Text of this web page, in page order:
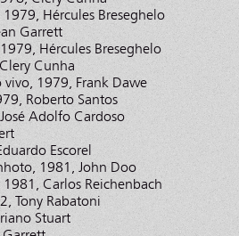
Hércules Breseghelo
Garrett
Hércules Breseghelo
Cunha
1979, Frank Dawe
Roberto Santos
Adolfo Cardoso
Escorel
1981, John Doo
Carlos Reichenbach
Tony Rabatoni
Stuart